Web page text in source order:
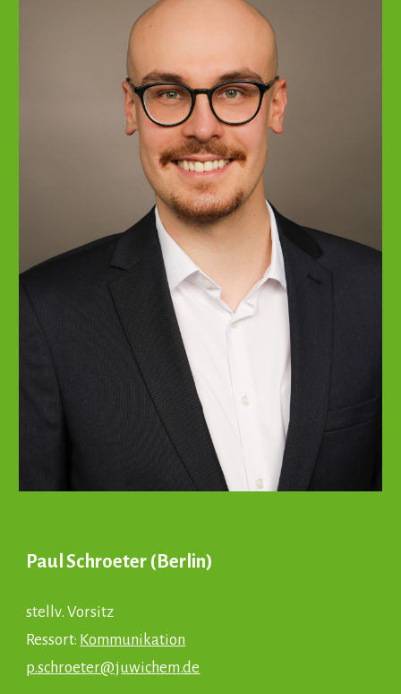
Paul Schroeter (Berlin)
stellv. Vorsitz
Ressort: Kommunikation
p.schroeter@juwichem.de